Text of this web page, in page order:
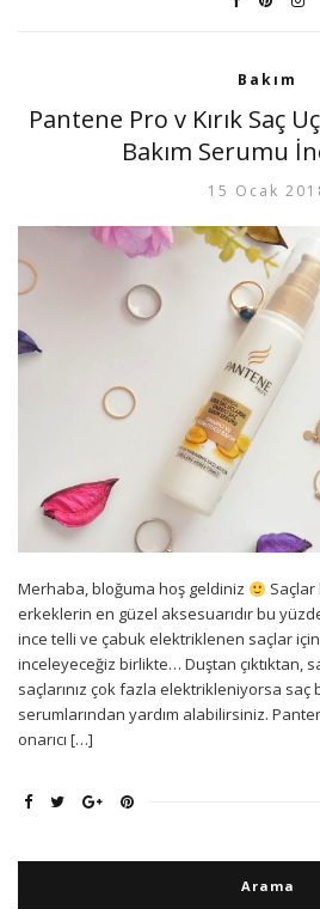
Bakım
Pantene Pro v Kırık Saç
Bakım Serumu
15 Ocak
Merhaba, bloğuma hoş geldiniz
Saçlar
erkeklerin en güzel aksesuarıdır bu
ince telli ve çabuk elektriklenen saçlar
inceleyeceğiz birlikte… Duştan çıktıktan,
saçlarınız çok fazla elektrikleniyorsa saç
serumlarından yardım alabilirsiniz.
onarıcı […]
Arama